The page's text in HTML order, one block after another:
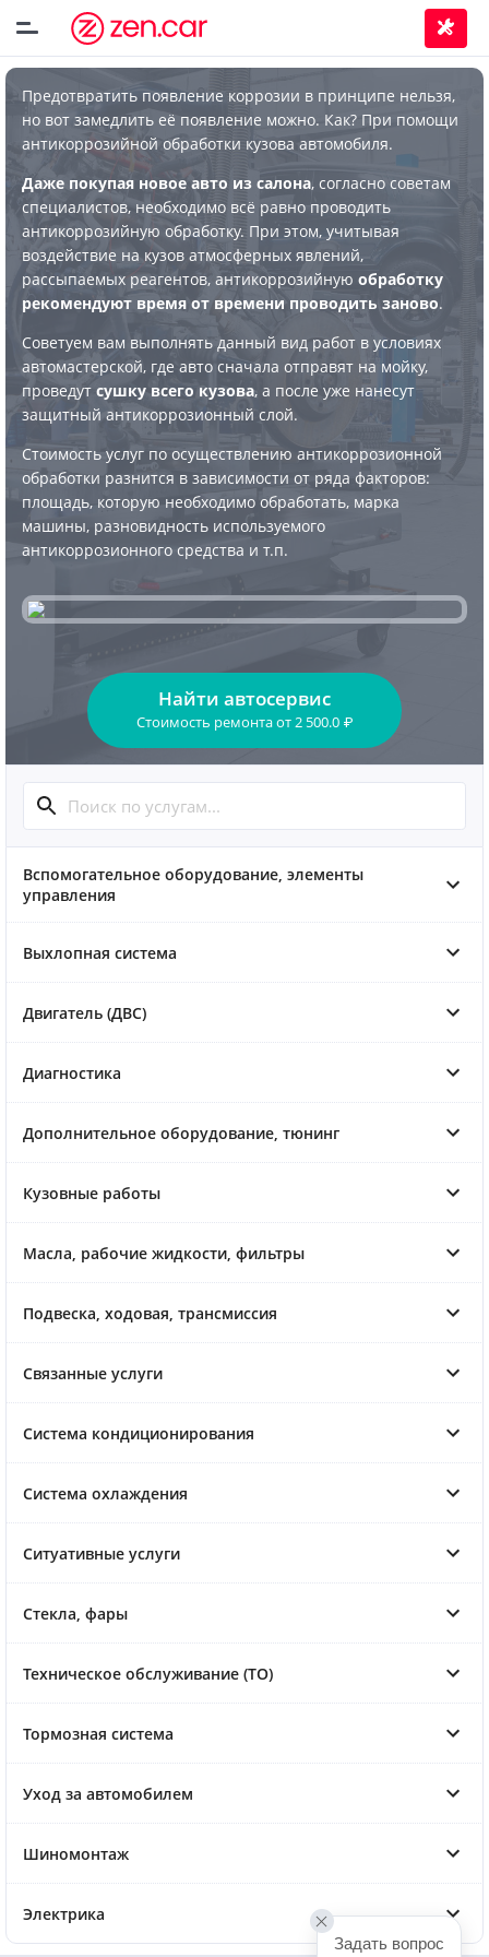
Предотвратить появление коррозии в принципе нельзя,
но вот замедлить её появление можно. Как? При помощи
антикоррозийной обработки кузова автомобиля.
Даже покупая новое авто из салона, согласно советам
специалистов, необходимо всё равно проводить
антикоррозийную обработку. При этом, учитывая
воздействие на кузов атмосферных явлений,
рассыпаемых реагентов, антикоррозийную обработку
рекомендуют время от времени проводить заново.
Советуем вам выполнять данный вид работ в условиях
автомастерской, где авто сначала отправят на мойку,
проведут сушку всего кузова, а после уже нанесут
защитный антикоррозионный слой.
Стоимость услуг по осуществлению антикоррозионной
обработки разнится в зависимости от ряда факторов:
площадь, которую необходимо обработать, марка
машины, разновидность используемого
антикоррозионного средства и т.п.
Найти автосервис
Стоимость ремонтаот2 500.0 ₽
Вспомогательное оборудование, элементы
управления
Выхлопная система
Двигатель (ДВС)
Диагностика
Дополнительное оборудование, тюнинг
Кузовные работы
Масла, рабочие жидкости, фильтры
Подвеска, ходовая, трансмиссия
Связанные услуги
Система кондиционирования
Система охлаждения
Ситуативные услуги
Стекла, фары
Техническое обслуживание (ТО)
Тормозная система
Уход за автомобилем
Шиномонтаж
Электрика
Задать вопрос